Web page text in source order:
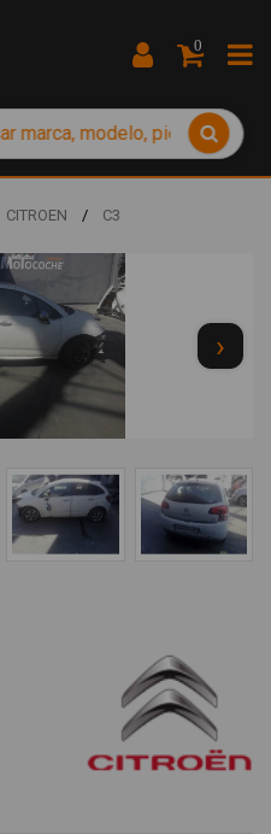
0
CITROEN / C3
›